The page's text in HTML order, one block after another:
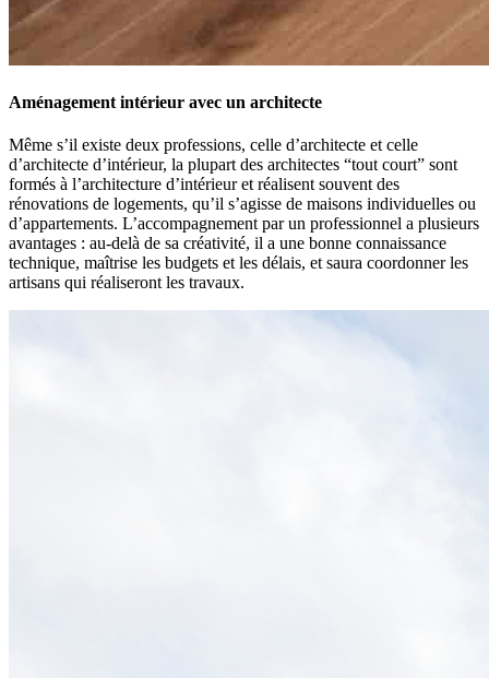
Aménagement intérieur avec un architecte
Même s’il existe deux professions, celle d’architecte et celle
d’architecte d’intérieur, la plupart des architectes “tout court” sont
formés à l’architecture d’intérieur et réalisent souvent des
rénovations de logements, qu’il s’agisse de maisons individuelles ou
d’appartements. L’accompagnement par un professionnel a plusieurs
avantages : au-delà de sa créativité, il a une bonne connaissance
technique, maîtrise les budgets et les délais, et saura coordonner les
artisans qui réaliseront les travaux.